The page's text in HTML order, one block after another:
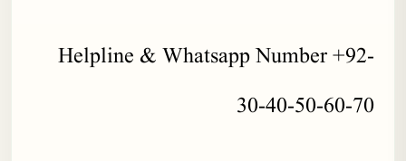
Helpline & Whatsapp Number +92-
30-40-50-60-70